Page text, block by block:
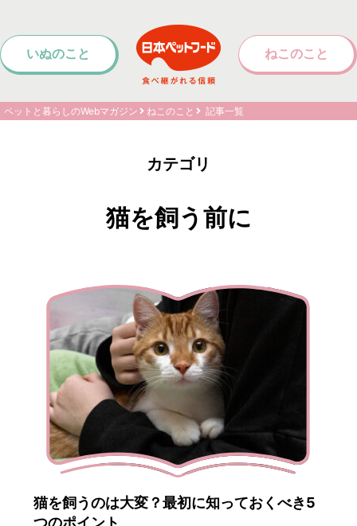
いぬのこと ねこのこと
ペットと暮らしのWebマガジン ねこのこと 記事一覧
カテゴリ
猫を飼う前に
猫を飼うのは大変？最初に知っておくべき5
つのポイント